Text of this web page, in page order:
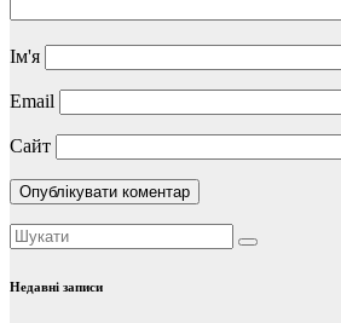
Ім'я
Email
Сайт
Недавні записи